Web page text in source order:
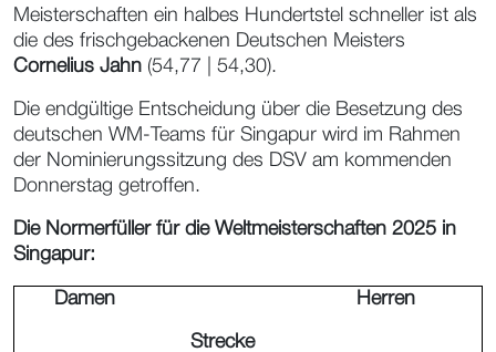
Meisterschaften ein halbes Hundertstel schneller ist als
die des frischgebackenen Deutschen Meisters
Cornelius Jahn (54,77 | 54,30).
Die endgültige Entscheidung über die Besetzung des
deutschen WM-Teams für Singapur wird im Rahmen
der Nominierungssitzung des DSV am kommenden
Donnerstag getroffen.
Die Normerfüller für die Weltmeisterschaften 2025 in
Singapur:
Damen Herren
Strecke